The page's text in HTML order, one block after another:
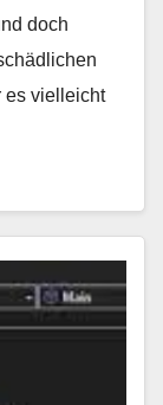
doch
es vielleicht